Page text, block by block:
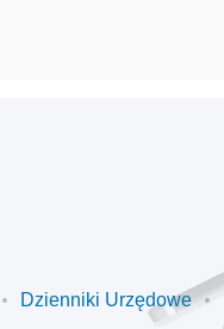
Dzienniki Urzędowe